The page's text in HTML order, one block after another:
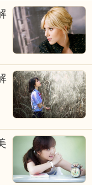
脉，催福出良
富贵旺人家等
太阳、月亮等
产生不同的吉
运的助力，是
涉及诸如结婚
入宅搬家择
女交合求嗣择
择吉日吉时，
降、荣华富